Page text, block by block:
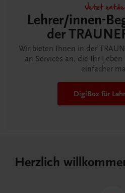
Jetzt
Lehrer/innen-
der
Wir bieten Ihnen in der
an Services an, die Ihr
einfacher
DigiBox für
Herzlich